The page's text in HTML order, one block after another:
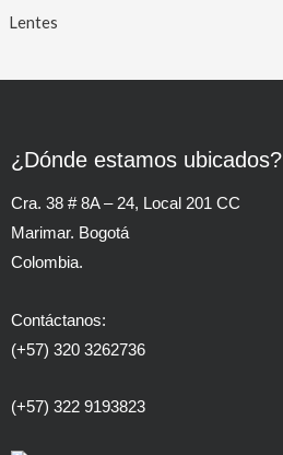
Lentes
¿Dónde estamos ubicados?
Cra. 38 # 8A – 24, Local 201 CC
Marimar. Bogotá
Colombia.
Contáctanos:
(+57) 320 3262736
(+57) 322 9193823